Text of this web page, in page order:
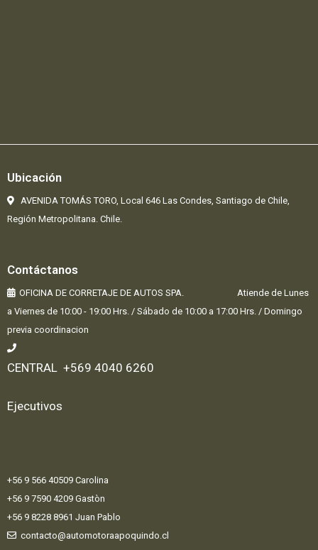
Ubicación
AVENIDA TOMÁS TORO, Local 646 Las Condes, Santiago de Chile,
Región Metropolitana. Chile.
Contáctanos
OFICINA DE CORRETAJE DE AUTOS SPA. Atiende de Lunes
a Viernes de 10:00 - 19:00 Hrs. / Sábado de 10:00 a 17:00 Hrs. / Domingo
previa coordinacion
CENTRAL +569 4040 6260
Ejecutivos
+56 9 566 40509 Carolina
+56 9 7590 4209 Gastòn
+56 9 8228 8961 Juan Pablo
contacto@automotoraapoquindo.cl